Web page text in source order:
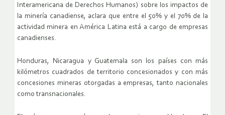
Interamericana de Derechos Humanos) sobre los impactos de
la minería canadiense, aclara que entre el 50% y el 70% de la
actividad minera en América Latina está a cargo de empresas
canadienses.
Honduras, Nicaragua y Guatemala son los países con más
kilómetros cuadrados de territorio concesionados y con más
concesiones mineras otorgadas a empresas, tanto nacionales
como transnacionales.